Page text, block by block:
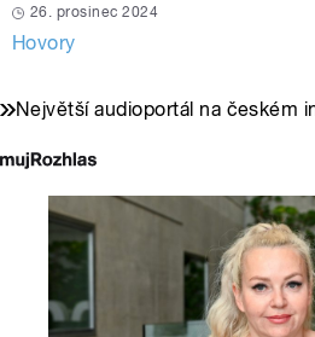
26. prosinec 2024
Hovory
Největší audioportál na českém